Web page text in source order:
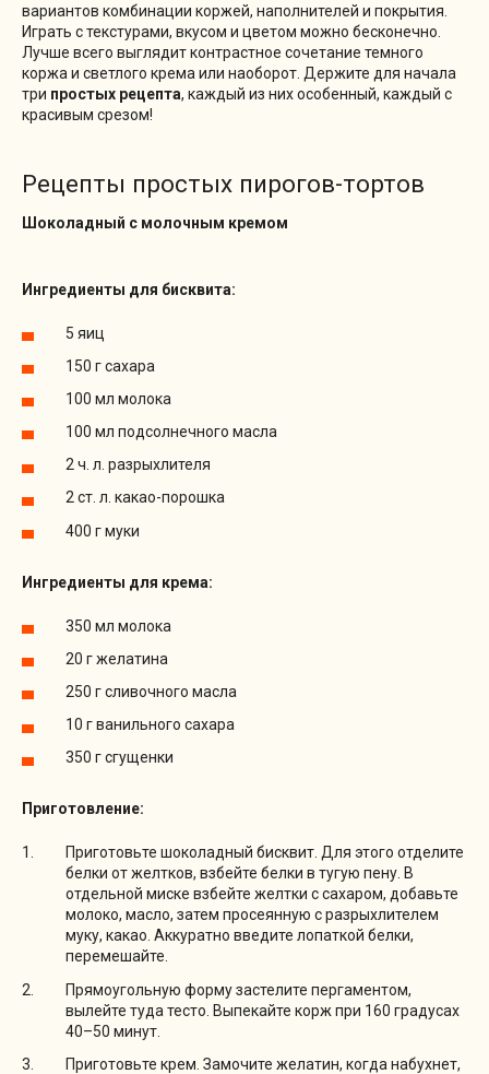
вариантов комбинации коржей, наполнителей и покрытия.
Играть с текстурами, вкусом и цветом можно бесконечно.
Лучше всего выглядит контрастное сочетание темного
коржа и светлого крема или наоборот. Держите для начала
три простых рецепта, каждый из них особенный, каждый с
красивым срезом!
Рецепты простых пирогов-тортов
Шоколадный с молочным кремом
Ингредиенты для бисквита:
5 яиц
150 г сахара
100 мл молока
100 мл подсолнечного масла
2 ч. л. разрыхлителя
2 ст. л. какао-порошка
400 г муки
Ингредиенты для крема:
350 мл молока
20 г желатина
250 г сливочного масла
10 г ванильного сахара
350 г сгущенки
Приготовление:
Приготовьте шоколадный бисквит. Для этого отделите
белки от желтков, взбейте белки в тугую пену. В
отдельной миске взбейте желтки с сахаром, добавьте
молоко, масло, затем просеянную с разрыхлителем
муку, какао. Аккуратно введите лопаткой белки,
перемешайте.
Прямоугольную форму застелите пергаментом,
вылейте туда тесто. Выпекайте корж при 160 градусах
40–50 минут.
Приготовьте крем. Замочите желатин, когда набухнет,